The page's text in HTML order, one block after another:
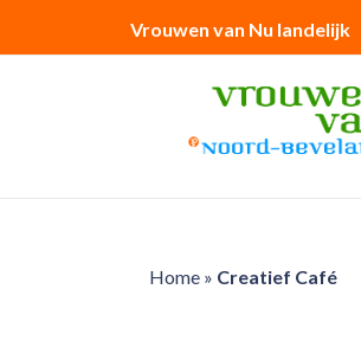
Vrouwen van Nu landelijk
Home» Creatief Café